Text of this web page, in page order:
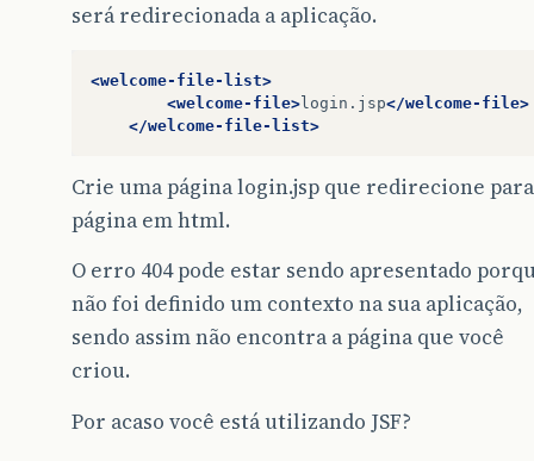
será redirecionada a aplicação.
<welcome-file-list>
<welcome-file> login.jsp</welcome-file>
</welcome-file-list>
Crie uma página login.jsp que redirecione para
página em html.
O erro 404 pode estar sendo apresentado
não foi definido um contexto na sua aplicação,
sendo assim não encontra a página que você
criou.
Por acaso você está utilizando JSF?